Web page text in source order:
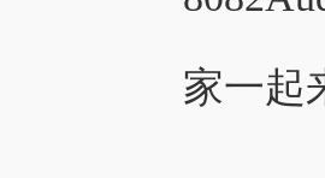
家一起